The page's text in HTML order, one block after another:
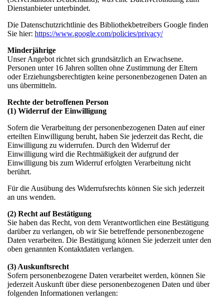
Dienstanbieter unterbindet.
Die Datenschutzrichtlinie des Bibliothekbetreibers Google finden
Sie hier: https://www.google.com/policies/privacy/
Minderjährige
Unser Angebot richtet sich grundsätzlich an Erwachsene.
Personen unter 16 Jahren sollten ohne Zustimmung der Eltern
oder Erziehungsberechtigten keine personenbezogenen Daten an
uns übermitteln.
Rechte der betroffenen Person
(1) Widerruf der Einwilligung
Sofern die Verarbeitung der personenbezogenen Daten auf einer
erteilten Einwilligung beruht, haben Sie jederzeit das Recht, die
Einwilligung zu widerrufen. Durch den Widerruf der
Einwilligung wird die Rechtmäßigkeit der aufgrund der
Einwilligung bis zum Widerruf erfolgten Verarbeitung nicht
berührt.
Für die Ausübung des Widerrufsrechts können Sie sich jederzeit
an uns wenden.
(2) Recht auf Bestätigung
Sie haben das Recht, von dem Verantwortlichen eine Bestätigung
darüber zu verlangen, ob wir Sie betreffende personenbezogene
Daten verarbeiten. Die Bestätigung können Sie jederzeit unter den
oben genannten Kontaktdaten verlangen.
(3) Auskunftsrecht
Sofern personenbezogene Daten verarbeitet werden, können Sie
jederzeit Auskunft über diese personenbezogenen Daten und über
folgenden Informationen verlangen: